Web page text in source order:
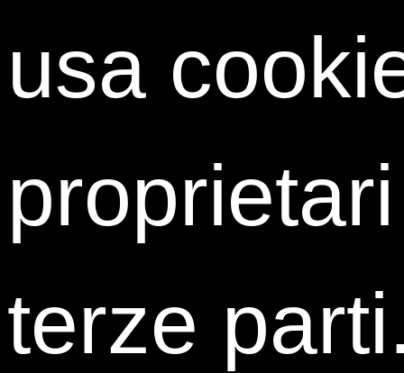
Vuoi confrontarti personalmente con i
professionisti legali delle migliori aziende ai quali
porre liberamente domande, chiedere consigli,
possibilità di prenotare fino a tre colloqui
online di
Mentoring
individuale di 30 minuti, in cui esplorare il
settore del lavoro legal nel mondo delle aziende e
raccogliere consigli pratici per orientarti in modo più
Prenota il tuo posto per la seconda edizione
dell’ISTUD Mentoring Day – Legal Edition, la
usa
terze